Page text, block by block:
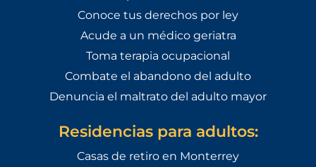
Conoce tus derechos por ley
Acude a un médico geriatra
Toma terapia ocupacional
Combate el abandono del adulto
Denuncia el maltrato del adulto mayor
Residencias para adultos:
Casas de retiro en Monterrey